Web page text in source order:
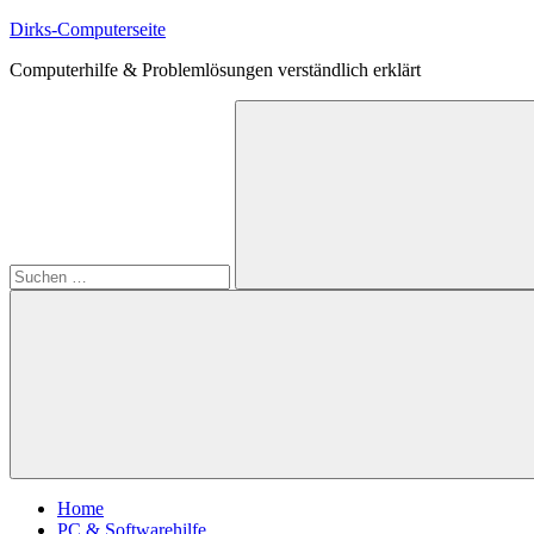
Zum
springen
Dirks-Computerseite
Computerhilfe & Problemlösungen verständlich erklärt
Suchen
Home
PC & Softwarehilfe